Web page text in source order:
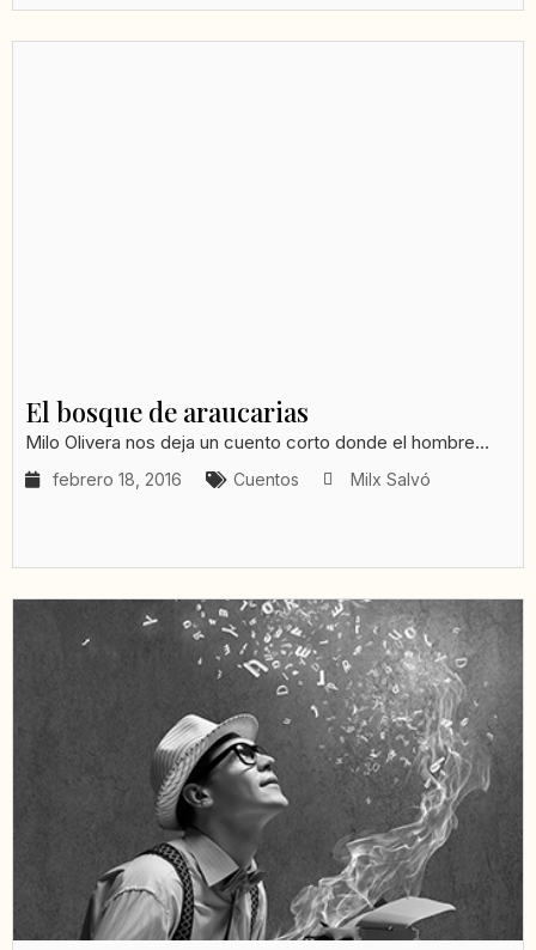
El bosque de araucarias
Milo Olivera nos deja un cuento corto donde el hombre...
febrero 18, 2016 Cuentos Milx Salvó